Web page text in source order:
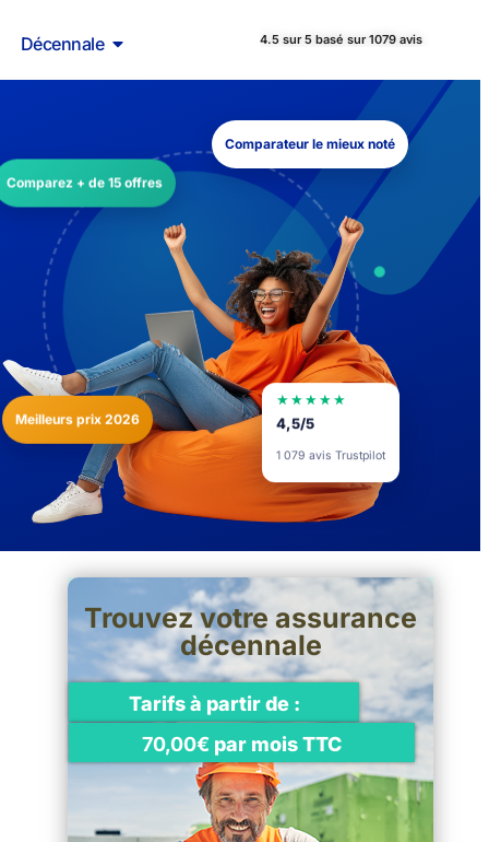
Décennale 4.5 sur 5 basé sur 1079 avis
Comparez + de 15 offres
Meilleurs prix 2026
Comparateur le mieux noté
★★★★★
4,5/5
1 079 avis Trustpilot
Trouvez votre assurance
décennale
Tarifs à partir de :
70,00€ par mois TTC